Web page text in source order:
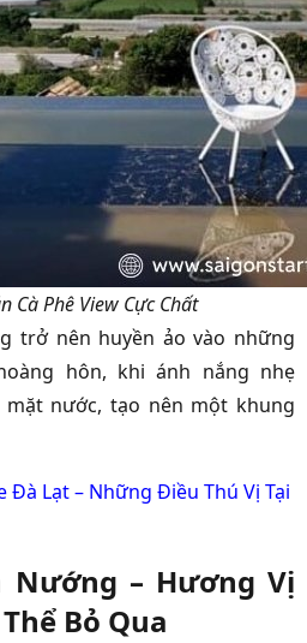
Cà Phê View Cực Chất
trở nên huyền ảo vào những
hôn, khi ánh nắng nhẹ
nước, tạo nên một khung
Đà Lạt – Những Điều Thú Vị Tại
Nướng – Hương Vị
Bỏ Qua